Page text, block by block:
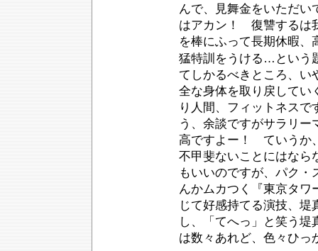
んで、見舞金をいただ
はアカン！ 復讐する
を棒にふって長期休暇、
猛特訓をうける…という
てしかるべきところ、い
全な身体を取り戻してい
り人間、フィットネス
う、余談ですがサラリ
高ですよー！ ていうか
不甲斐ないことにはな
もいいのですが、パク
んかムカつく『東京タワ
じて好感持てる演技、
し、「てへっ」と笑う
は数々あれど、色々ひっ